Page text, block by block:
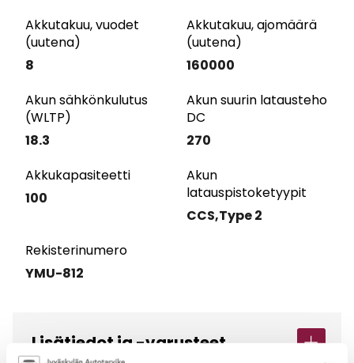
Akkutakuu, vuodet
(uutena)
8
Akkutakuu, ajomäärä
(uutena)
160000
Akun sähkönkulutus
(WLTP)
18.3
Akun suurin latausteho
DC
270
Akkukapasiteetti
100
Akun
latauspistoketyypit
CCS,Type 2
Rekisterinumero
YMU-812
Lisätiedot ja -varusteet